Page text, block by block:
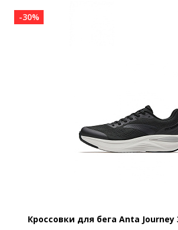
-30%
Кроссовки для бега Anta Journey